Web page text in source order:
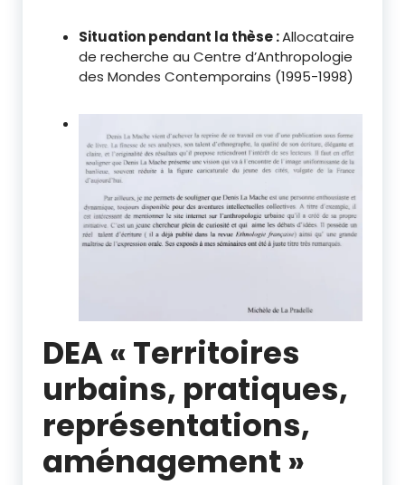
Situation pendant la thèse :Allocataire
de recherche au Centre d’Anthropologie
des Mondes Contemporains (1995-1998)
DEA « Territoires
urbains, pratiques,
représentations,
aménagement »